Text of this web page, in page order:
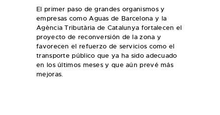
El primer paso de grandes organismos y
empresas como Aguas de Barcelona y la
Agència Tributària de Catalunya fortalecen el
proyecto de reconversión de la zona y
favorecen el refuerzo de servicios como el
transporte público que ya ha sido adecuado
en los últimos meses y que aún prevé más
mejoras.